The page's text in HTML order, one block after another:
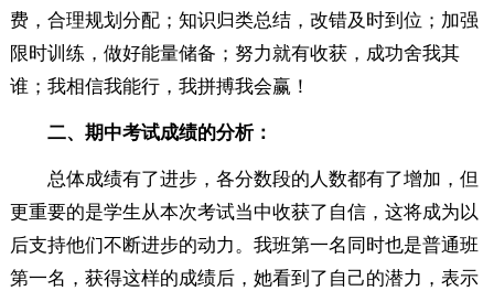
费，合理规划分配；知识归类总结，改错及时到位；加强
限时训练，做好能量储备；努力就有收获，成功舍我其
谁；我相信我能行，我拼搏我会赢！
二、期中考试成绩的分析：
总体成绩有了进步，各分数段的人数都有了增加，但
更重要的是学生从本次考试当中收获了自信，这将成为以
后支持他们不断进步的动力。我班第一名同时也是普通班
第一名，获得这样的成绩后，她看到了自己的潜力，表示